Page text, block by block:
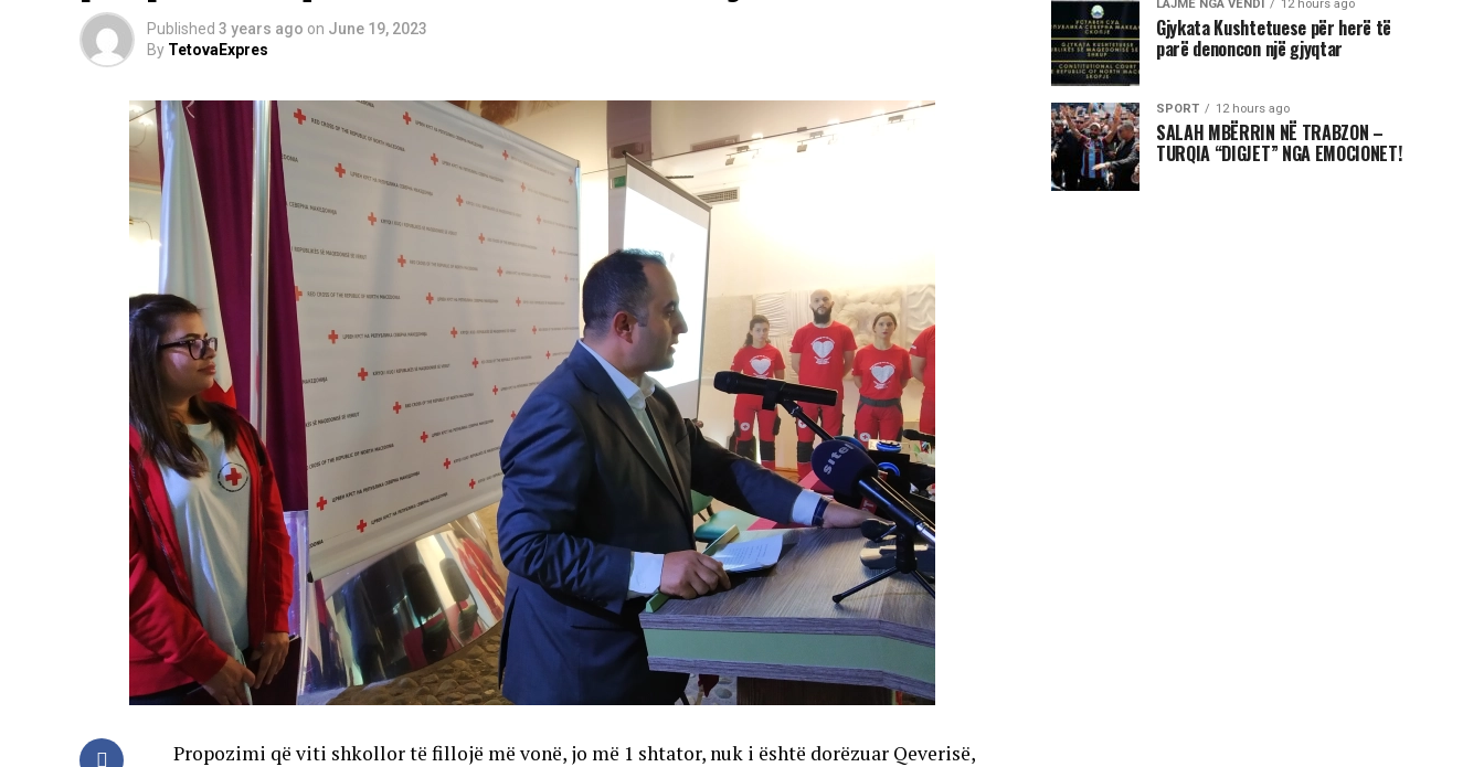
Published 3 years ago on June 19, 2023
By TetovaExpres
Propozimi që viti shkollor të fillojë më vonë, jo më 1 shtator, nuk i është dorëzuar Qeverisë,
LAJME NGA VENDI 12 hours ago
Gjykata Kushtetuese për herë të
parë denoncon një gjyqtar
SPORT 12 hours ago
SALAH MBËRRIN NË TRABZON –
TURQIA “DIGJET” NGA EMOCIONET!